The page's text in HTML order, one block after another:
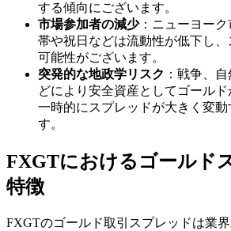
する傾向にございます。
市場参加者の減少：ニューヨー
帯や祝日などは流動性が低下し
可能性がございます。
突発的な地政学リスク ：戦争、
どにより安全資産としてゴールド
一時的にスプレッドが大きく変動
す。
FXGTにおけるゴールド
特徴
FXGTのゴールド取引スプレッドは業